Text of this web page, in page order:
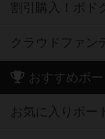
割引購入！ボド
クラウドファン
おすすめボ
お気に入りボー